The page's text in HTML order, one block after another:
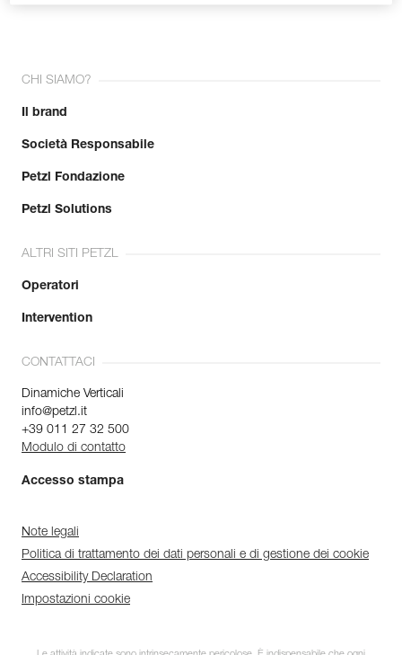
CHI SIAMO?
Il brand
Società Responsabile
Petzl Fondazione
Petzl Solutions
ALTRI SITI PETZL
Operatori
Intervention
CONTATTACI
Dinamiche Verticali
info@petzl.it
+39 011 27 32 500
Modulo di contatto
Accesso stampa
Note legali
Politica di trattamento dei dati personali e di gestione dei cookie
Accessibility Declaration
Impostazioni cookie